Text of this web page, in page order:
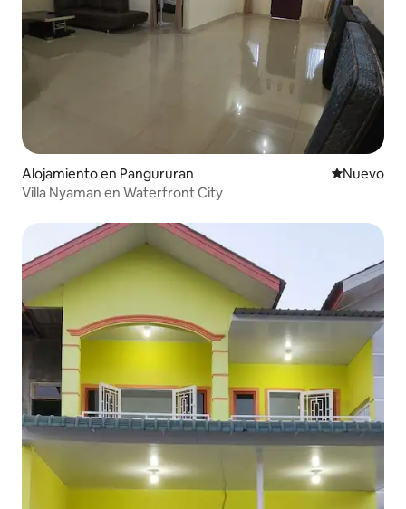
Alojamiento en Pangururan Lugar
Nuevo
Villa Nyaman en Waterfront City